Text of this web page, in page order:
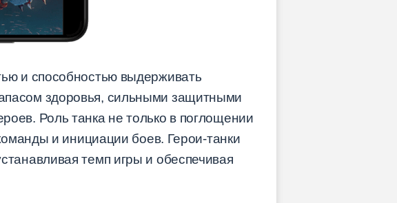
и способностью выдерживать
здоровья, сильными защитными
Роль танка не только в поглощении
и инициации боев. Герои-танки
темп игры и обеспечивая